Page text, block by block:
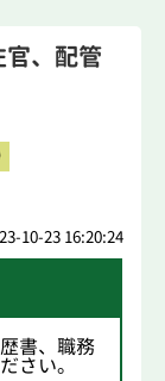
、配管
10-23 16:20:24
書、職務
さい。